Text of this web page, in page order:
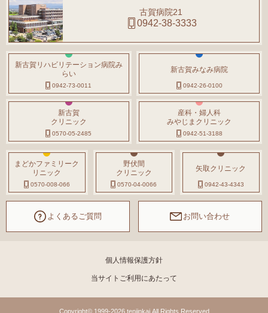
古賀病院21
0942-38-3333
新古賀リハビリテーション病院み
らい
0942-73-0011
新古賀みなみ病院
0942-26-0100
新古賀
クリニック
0570-05-2485
産科・婦人科
みやじまクリニック
0942-51-3188
まどかファミリーク
リニック
0570-008-066
野伏間
クリニック
0570-04-0066
矢取クリニック
0942-43-4343
よくあるご質問 お問い合わせ
個人情報保護方針
当サイトご利用にあたって
Copyright© 1999-2026 tenjinkai All Rights Reserved